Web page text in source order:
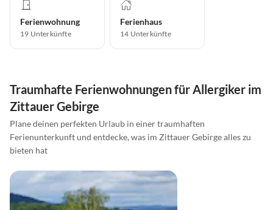
Ferienwohnung
19 Unterkünfte
Ferienhaus
14 Unterkünfte
Traumhafte Ferienwohnungen für Allergiker im
Zittauer Gebirge
Plane deinen perfekten Urlaub in einer traumhaften
Ferienunterkunft und entdecke, was im Zittauer Gebirge alles zu
bieten hat